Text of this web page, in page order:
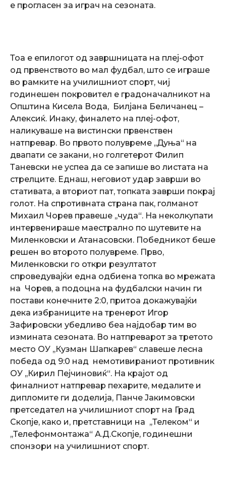
е прогласен за играч на сезоната.
Тоа е епилогот од завршницата на плеј-офот
од првенството во мал фудбал, што се играше
во рамките на училишниот спорт, чиј
годинешен покровител е градоначалникот на
Општина Кисела Вода, Билјана Беличанец –
Алексиќ. Инаку, финалето на плеј-офот,
наликуваше на вистински првенствен
натпревар. Во првото полувреме ,,Дуња“ на
двапати се закани, но голгетерот Филип
Таневски не успеа да се запише во листата на
стрелците. Еднаш, неговиот удар заврши во
стативата, а вториот пат, топката заврши покрај
голот. На спротивната страна пак, голманот
Михаил Чорев правеше ,,чуда“. На неколкупати
интервенираше маестрално по шутевите на
Миленковски и Атанасовски. Победникот беше
решен во второто полувреме. Прво,
Миленковски го откри резултатот
спроведувајќи една одбиена топка во мрежата
на Чорев, а подоцна на фудбалски начин ги
постави конечните 2:0, притоа докажувајќи
дека избраниците на тренерот Игор
Зафировски убедливо беа најдобар тим во
измината сезоната. Во натпреварот за третото
место ОУ ,,Кузман Шапкарев“ славеше лесна
победа од 9:0 над немотивираниот противник
ОУ ,,Кирил Пејчиновиќ“. На крајот од
финалниот натпревар пехарите, медалите и
дипломите ги доделија, Панче Јакимовски
претседател на училишниот спорт на Град
Скопје, како и, претставници на ,,Телеком“ и
,,Телефонмонтажа“ А.Д.Скопје, годинешни
спонзори на училишниот спорт.